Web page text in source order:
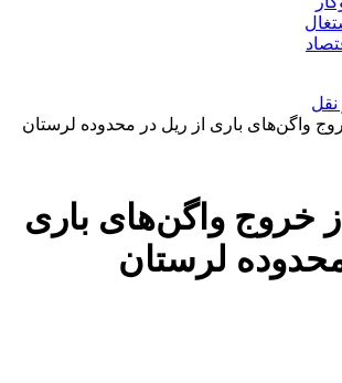
نقل
واگن‌های باری از ریل در محدوده لرستان
خروج واگن‌های باری
لرستان